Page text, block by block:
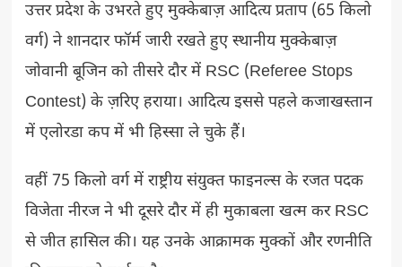
उत्तर प्रदेश के उभरते हुए मुक्केबाज़ आदित्य प्रताप (65 किलो
वर्ग) ने शानदार फॉर्म जारी रखते हुए स्थानीय मुक्केबाज़
जोवानी बूजिन को तीसरे दौर में RSC (Referee Stops
Contest) के ज़रिए हराया। आदित्य इससे पहले कजाखस्तान
में एलोरडा कप में भी हिस्सा ले चुके हैं।
वहीं 75 किलो वर्ग में राष्ट्रीय संयुक्त फाइनल्स के रजत पदक
विजेता नीरज ने भी दूसरे दौर में ही मुकाबला खत्म कर RSC
से जीत हासिल की। यह उनके आक्रामक मुक्कों और रणनीति